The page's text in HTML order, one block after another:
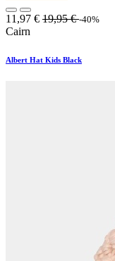
11,97 € 19,95€ -40%
Cairn
Albert Hat Kids Black